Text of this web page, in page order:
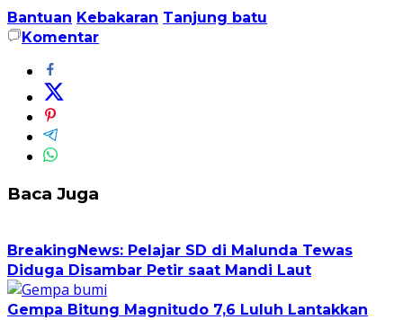
Bantuan Kebakaran Tanjung batu
Komentar
Baca Juga
BreakingNews: Pelajar SD di Malunda Tewas
Diduga Disambar Petir saat Mandi Laut
Gempa Bitung Magnitudo 7,6 Luluh Lantakkan